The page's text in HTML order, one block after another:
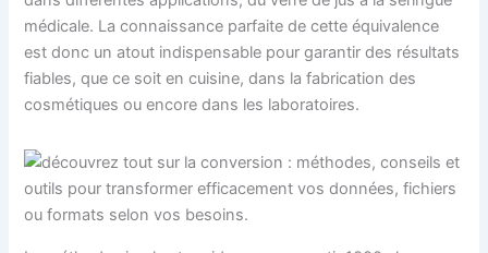
médicale. La connaissance parfaite de cette équivalence
est donc un atout indispensable pour garantir des résultats
fiables, que ce soit en cuisine, dans la fabrication des
cosmétiques ou encore dans les laboratoires.